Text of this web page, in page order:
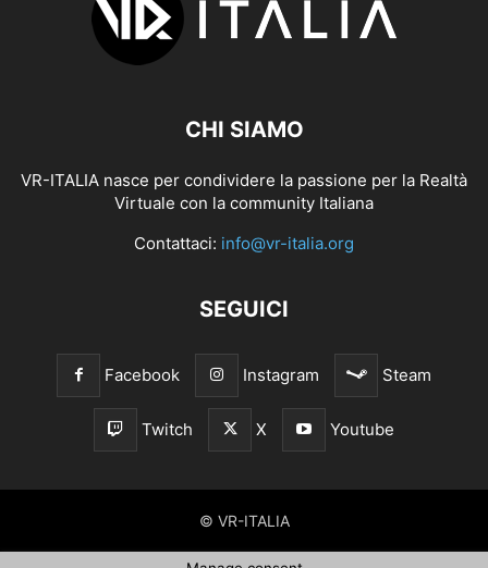
CHI SIAMO
VR-ITALIA nasce per condividere la passione per la Realtà
Virtuale con la community Italiana
Contattaci: info@vr-italia.org
SEGUICI
Facebook Instagram Steam
Twitch X Youtube
© VR-ITALIA